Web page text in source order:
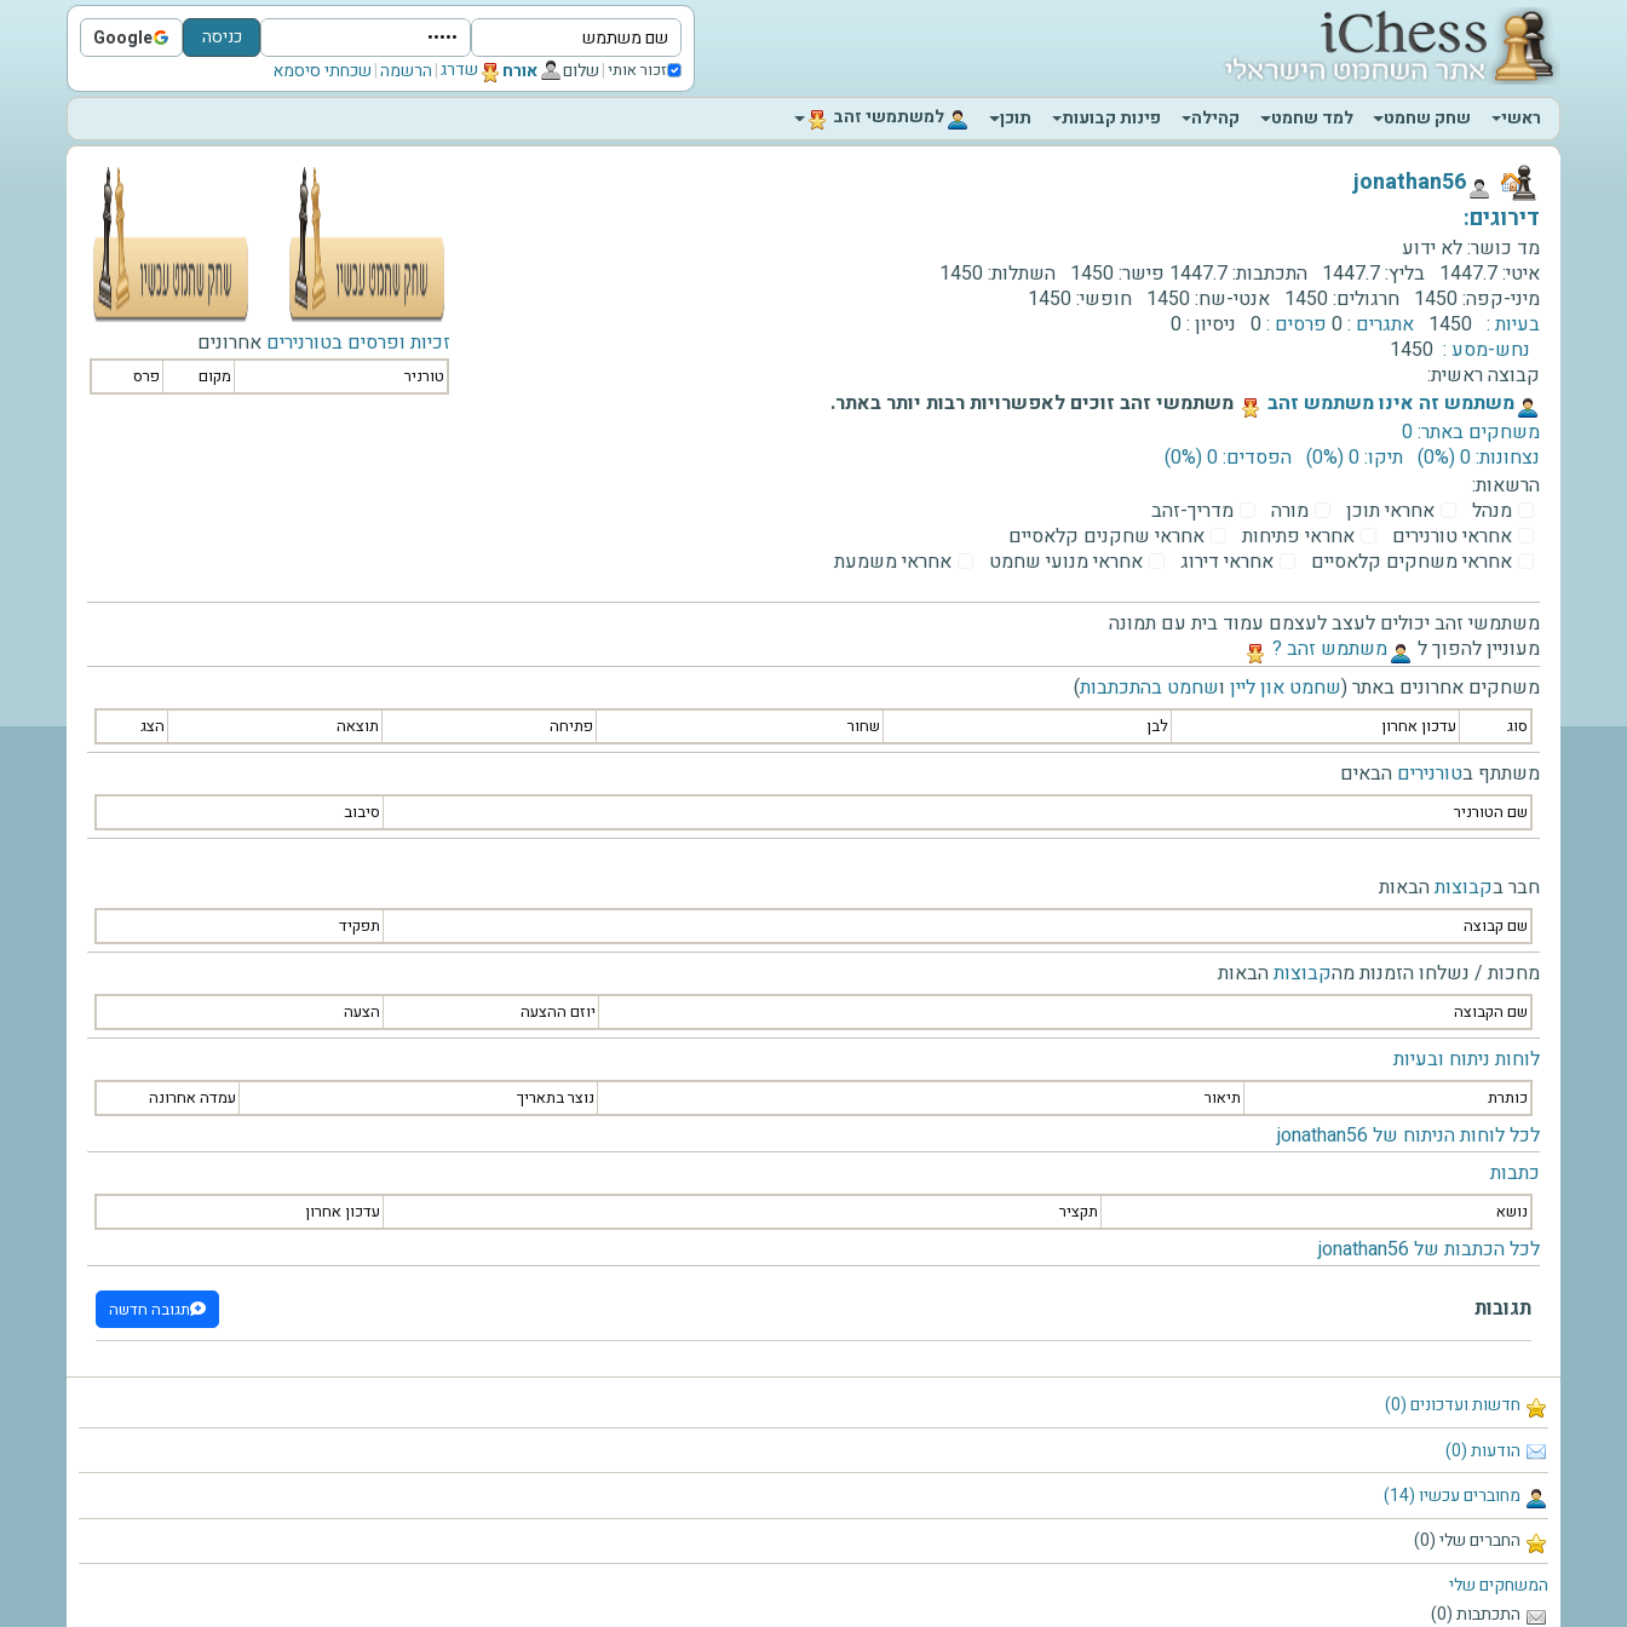
כניסה Google
Sign in with Google
זכור אותי|שלום ‫אורח‬ שדרג|הרשמה|שכחתי סיסמא
ראשי
שחק שחמט למד שחמט קהילה פינות קבועות תוכן ‫למשתמשי זהב‬
חדשות ועדכונים (0)
הודעות (0)
מחוברים עכשיו (14)
החברים שלי (0)
המשחקים שלי
התכתבות (0)
זכיות ופרסים בטורנירים אחרונים
טורניר מקום פרס
‫jonathan56‬
דירוגים:
מד כושר:לא ידוע
איטי:1447.7 בליץ:1447.7 התכתבות:1447.7 פישר:1450 השתלות:1450
מיני-קפה:1450 חרגולים:1450 אנטי-שח:1450 חופשי:1450
בעיות : 1450 אתגרים :0 פרסים :0 ניסיון :0
נחש-מסע : 1450
קבוצה ראשית:
‫משתמש זה אינו משתמש זהב‬
משתמשי זהב זוכים לאפשרויות רבות יותר באתר.
משחקים באתר: 0
נצחונות: 0 ‫(0%)‬
תיקו: 0 ‫(0%)‬
הפסדים: 0 ‫(0%)‬
הרשאות:
מנהל
אחראי תוכן מורה
מדריך-זהב
אחראי טורנירים
אחראי פתיחות
אחראי שחקנים קלאסיים
אחראי משחקים קלאסיים
אחראי דירוג אחראי מנועי שחמט אחראי משמעת
משתמשי זהב יכולים לעצב לעצמם עמוד בית עם תמונה
מעוניין להפוך ל
‫משתמש זהב ?‬
משחקים אחרונים באתר (שחמט און ליין ושחמט בהתכתבות)
סוג עדכון אחרון לבן שחור פתיחה תוצאה הצג
משתתף בטורנירים הבאים
שם הטורניר סיבוב
חבר בקבוצותהבאות
שם קבוצה תפקיד
מחכות / נשלחו הזמנות מהקבוצותהבאות
שם הקבוצה יוזם ההצעה הצעה
לוחות ניתוח ובעיות
כותרת תיאור נוצר בתאריך עמדה אחרונה
לכל לוחות הניתוח של jonathan56
כתבות
נושא תקציר עדכון אחרון
לכל הכתבות של jonathan56
תגובות תגובה חדשה